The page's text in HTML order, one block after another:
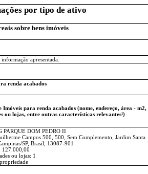
por tipo de ativo
sobre bens imóveis
apresentada.
renda acabados
Imóveis para renda acabados (nome, endereço, área - m2,
ou lojas, entre outras características relevantes¹)
PARQUE DOM PEDRO II
Campos 500, 500, Sem Complemento, Jardim Santa
SP, Brasil, 13087-901
127.000,00
ou lojas: 1